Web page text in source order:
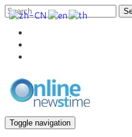
Toggle navigation